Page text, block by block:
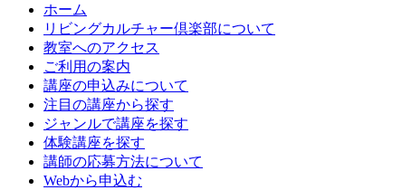
ホーム
リビングカルチャー倶楽部について
教室へのアクセス
ご利用の案内
講座の申込みについて
注目の講座から探す
ジャンルで講座を探す
体験講座を探す
講師の応募方法について
Webから申込む